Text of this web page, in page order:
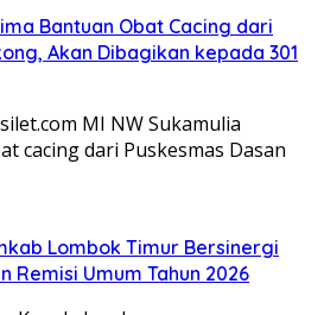
Bantuan Obat Cacing dari
Akan Dibagikan kepada 301
MI NW Sukamulia
cacing dari Puskesmas Dasan
Lombok Timur Bersinergi
Remisi Umum Tahun 2026